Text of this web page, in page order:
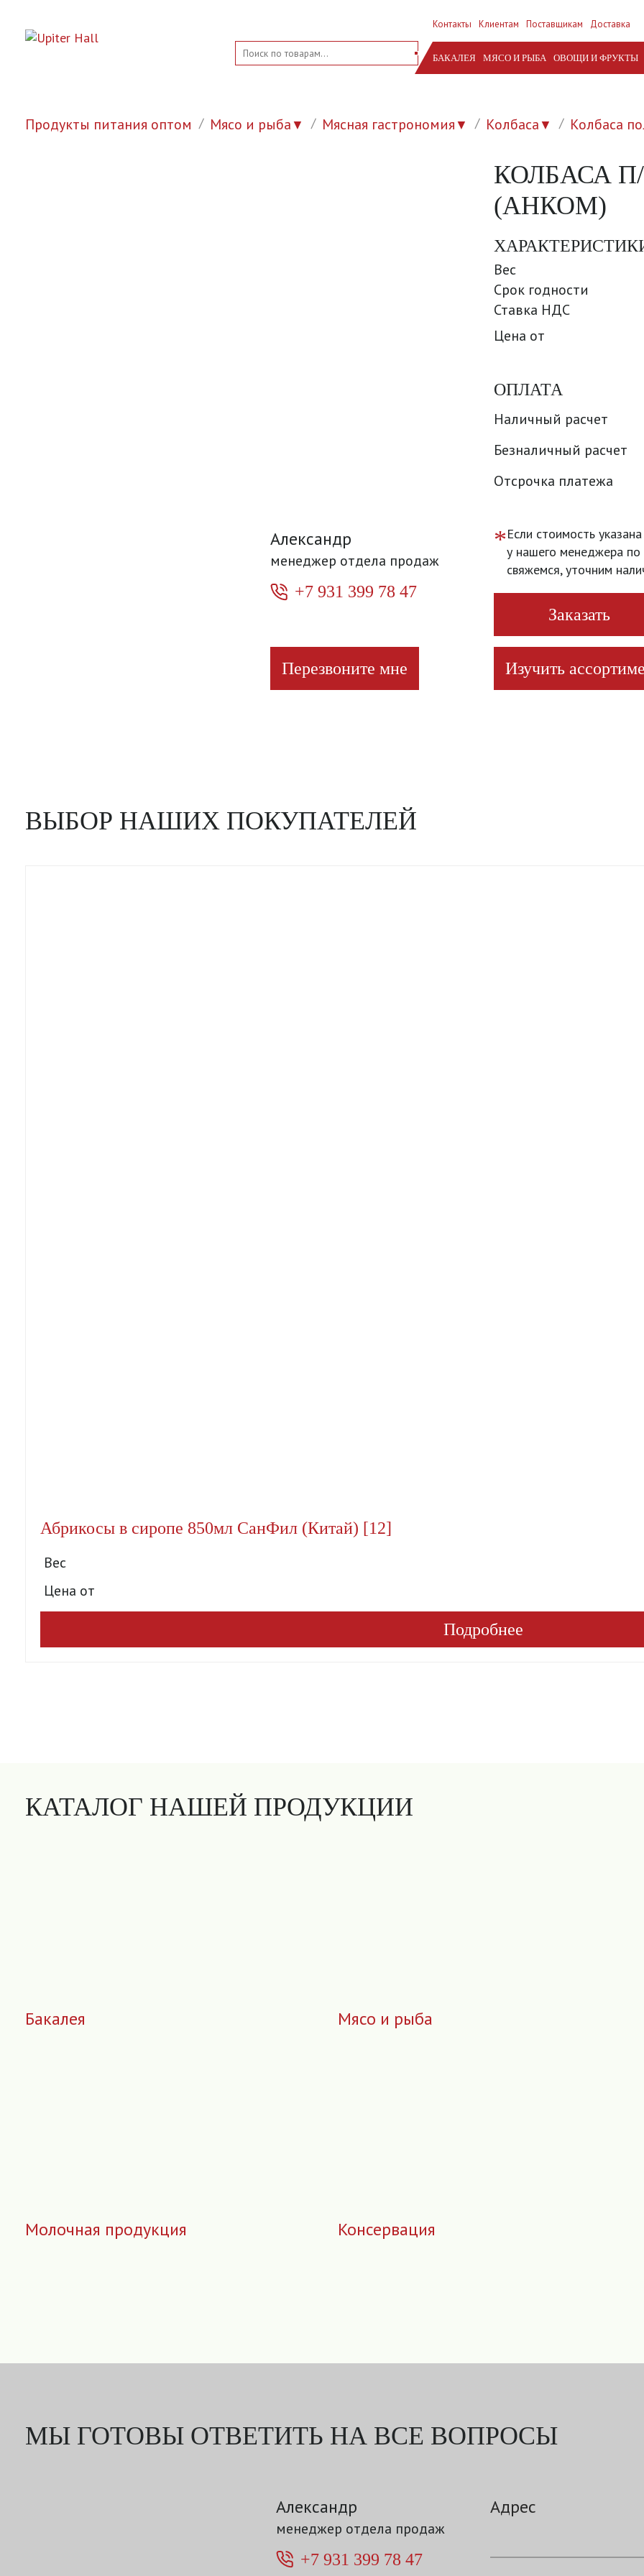
Контакты Клиентам Поставщикам Доставка
БАКАЛЕЯ МЯСО И РЫБА ОВОЩИ И ФРУКТЫ
Продукты питания оптом Мясо и рыба▼ Мясная гастрономия▼ Колбаса▼ Колбаса
Александр
менеджер отдела продаж
+7 931 399 78 47
Перезвоните мне
КОЛБАСА
(АНКОМ)
Вес
Срок годности
Ставка НДС
Цена от
ОПЛАТА
Наличный расчет
Безналичный расчет
Отсрочка платежа
*Если стоимость
у нашего менеджера по
свяжемся, уточним
Заказать
Изучить
ВЫБОР НАШИХ ПОКУПАТЕЛЕЙ
Абрикосы в сиропе 850мл СанФил (Китай) [12]
Вес
Цена от
Подробнее
КАТАЛОГ НАШЕЙ ПРОДУКЦИИ
Бакалея Мясо и рыба
Молочная продукция Консервация
МЫ ГОТОВЫ ОТВЕТИТЬ НА ВСЕ ВОПРОСЫ
Александр
менеджер отдела продаж
+7 931 399 78 47
Адрес